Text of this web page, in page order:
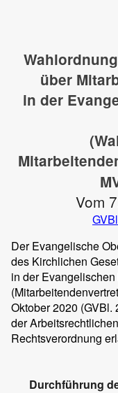
über
in der
Vom
Der Evangelische
des Kirchlichen
in der
Oktober 2020 (GVBl.
der
Rechtsverordnung
Durchführung